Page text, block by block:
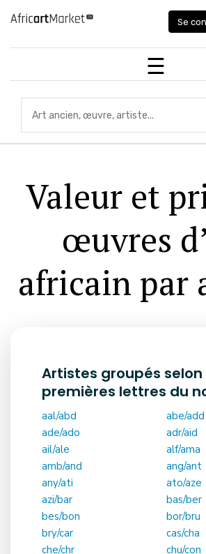
Se
Valeur et
œuvres
africain par
Artistes groupés selon
premières lettres du
aal/abd
abe/add
ade/ado
adr/aid
ail/ale
alf/ama
amb/and
ang/ant
any/ati
ato/aze
azi/bar
bas/ber
bes/bon
bor/bru
bry/car
cas/cha
che/chr
chu/con